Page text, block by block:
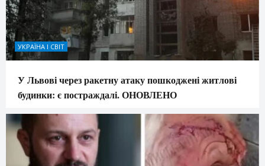
УКРАЇНА І СВІТ
У Львові через ракетну атаку пошкоджені житлові
будинки: є постраждалі. ОНОВЛЕНО